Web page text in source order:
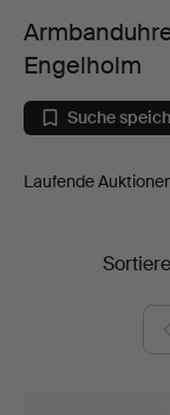
beiEngelholm
Suche
Laufende
Endpreise